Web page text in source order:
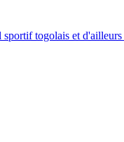
togolais et